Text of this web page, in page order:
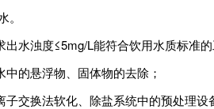
出水浊度≤5mg/L能符合饮用水质标准
中的悬浮物、固体物的去除；
子交换法软化、除盐系统中的预处理